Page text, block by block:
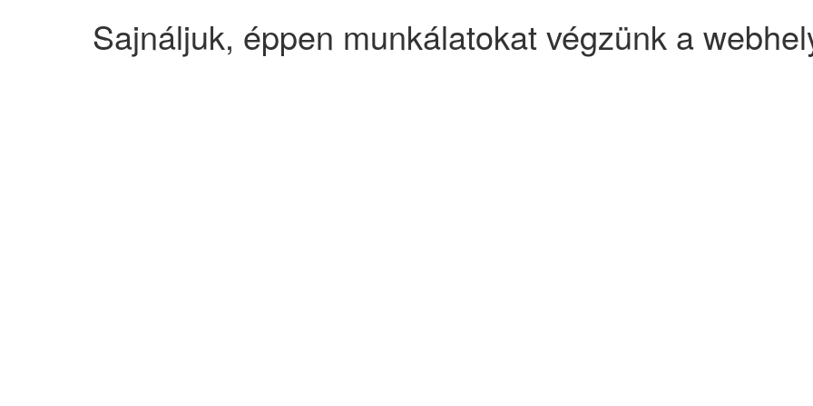
Sajnáljuk, éppen munkálatokat végzünk a